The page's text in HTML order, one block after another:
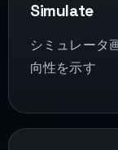
Simulate
シミュレータ
向性を示す